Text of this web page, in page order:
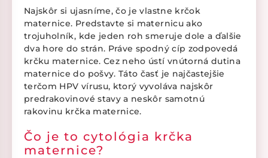
Najskôr si ujasníme, čo je vlastne krčok
maternice. Predstavte si maternicu ako
trojuholník, kde jeden roh smeruje dole a ďalšie
dva hore do strán. Práve spodný cíp zodpovedá
krčku maternice. Cez neho ústí vnútorná dutina
maternice do pošvy. Táto časť je najčastejšie
terčom HPV vírusu, ktorý vyvoláva najskôr
predrakovinové stavy a neskôr samotnú
rakovinu krčka maternice.
Čo je to cytológia krčka
maternice?